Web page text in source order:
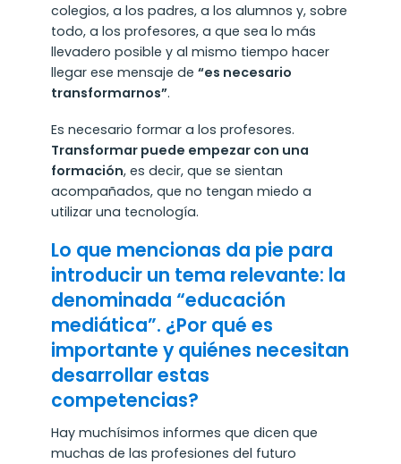
colegios, a los padres, a los alumnos y, sobre
todo, a los profesores, a que sea lo más
llevadero posible y al mismo tiempo hacer
llegar ese mensaje de “es necesario
transformarnos”.
Es necesario formar a los profesores.
Transformar puede empezar con una
formación, es decir, que se sientan
acompañados, que no tengan miedo a
utilizar una tecnología.
Lo que mencionas da pie para
introducir un tema relevante: la
denominada “educación
mediática”. ¿Por qué es
importante y quiénes necesitan
desarrollar estas
competencias?
Hay muchísimos informes que dicen que
muchas de las profesiones del futuro